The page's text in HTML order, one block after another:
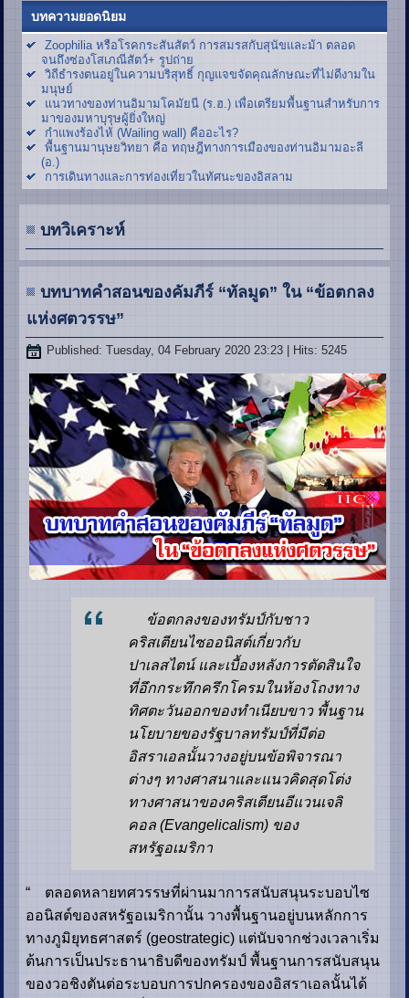
บทความยอดนิยม
Zoophilia หรือโรคกระสันสัตว์ การสมรสกับสุนัขและม้า ตลอด
จนถึงซ่องโสเภณีสัตว์+ รูปถ่าย
วิถีธำรงตนอยู่ในความบริสุทธิ์ กุญแจขจัดคุณลักษณะที่ไม่ดีงามใน
มนุษย์
แนวทางของท่านอิมามโคมัยนี (ร.ฮ.) เพื่อเตรียมพื้นฐานสำหรับการ
มาของมหาบุรุษผู้ยิ่งใหญ่
กำแพงร้องไห้ (Wailing wall) คืออะไร?
พื้นฐานมานุษยวิทยา คือ ทฤษฎีทางการเมืองของท่านอิมามอะลี
(อ.)
การเดินทางและการท่องเที่ยวในทัศนะของอิสลาม
บทวิเคราะห์
บทบาทคำสอนของคัมภีร์ “ทัลมูด” ใน “ข้อตกลง
แห่งศตวรรษ”
Published: Tuesday, 04 February 2020 23:23 | Hits: 5245
ข้อตกลงของทรัมป์กับชาว
คริสเตียนไซออนิสต์เกี่ยวกับ
ปาเลสไตน์ และเบื้องหลังการตัดสินใจ
ที่อึกกระทึกครึกโครมในห้องโถงทาง
ทิศตะวันออกของทำเนียบขาว พื้นฐาน
นโยบายของรัฐบาลทรัมป์ที่มีต่อ
อิสราเอลนั้นวางอยู่บนข้อพิจารณา
ต่างๆ ทางศาสนาและแนวคิดสุดโต่ง
ทางศาสนาของคริสเตียนอีแวนเจลิ
คอล (Evangelicalism) ของ
สหรัฐอเมริกา
“ ตลอดหลายทศวรรษที่ผ่านมาการสนับสนุนระบอบไซ
ออนิสต์ของสหรัฐอเมริกานั้น วางพื้นฐานอยู่บนหลักการ
ทางภูมิยุทธศาสตร์ (geostrategic) แต่นับจากช่วงเวลาเริ่ม
ต้นการเป็นประธานาธิบดีของทรัมป์ พื้นฐานการสนับสนุน
ของวอชิงตันต่อระบอบการปกครองของอิสราเอลนั้นได้